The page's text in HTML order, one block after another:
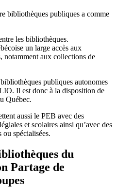
bibliothèques publiques a comme
les bibliothèques.
un large accès aux
notamment aux collections de
bibliothèques publiques autonomes
Il est donc à la disposition de
Québec.
aussi le PEB avec des
et scolaires ainsi qu’avec des
spécialisées.
du
Partage de